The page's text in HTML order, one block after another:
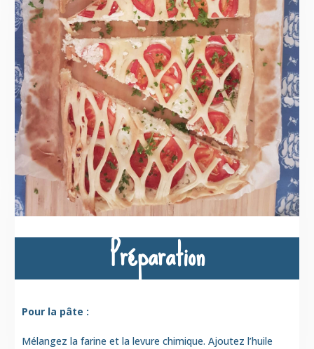
Préparation
Pour la pâte :
Mélangez la farine et la levure chimique. Ajoutez l’huile